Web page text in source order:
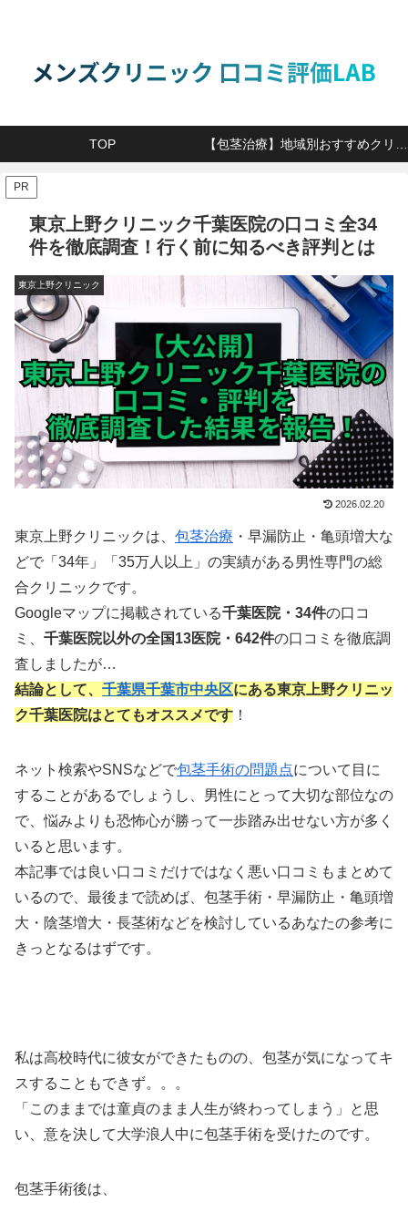
TOP 【包茎治療】地域別おすすめクリニック
PR
東京上野クリニック千葉医院の口コミ全34
件を徹底調査！行く前に知るべき評判とは
東京上野クリニック
2026.02.20
東京上野クリニックは、 包茎治療 ・早漏防止・亀頭増大な
どで「34年」「35万人以上」の実績がある男性専門の総
合クリニックです。
Googleマップに掲載されている千葉医院・34件の口コ
ミ、 千葉医院以外の全国13医院・642件の口コミを徹底調
査しましたが…
結論として、 千葉県千葉市中央区にある東京上野クリニッ
ク千葉医院はとてもオススメです ！
ネット検索やSNSなどで包茎手術の問題点について目に
することがあるでしょうし、男性にとって大切な部位なの
で、悩みよりも恐怖心が勝って一歩踏み出せない方が多く
いると思います。
本記事では良い口コミだけではなく悪い口コミもまとめて
いるので、最後まで読めば、包茎手術・早漏防止・亀頭増
大・陰茎増大・長茎術などを検討しているあなたの参考に
きっとなるはずです。
私は高校時代に彼女ができたものの、包茎が気になってキ
スすることもできず。。。
「このままでは童貞のまま人生が終わってしまう」と思
い、意を決して大学浪人中に包茎手術を受けたのです。
包茎手術後は、